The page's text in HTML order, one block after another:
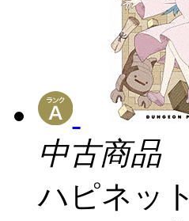
中古商品
ハピネット